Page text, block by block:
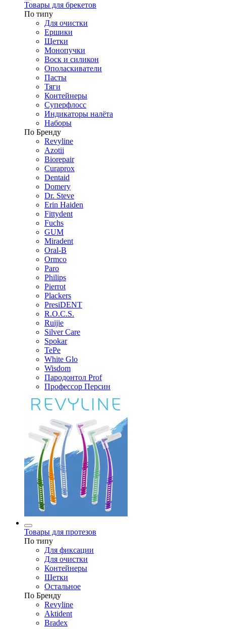
Товары для брекетов
По типу
Для очистки
Ершики
Щетки
Монопучки
Воск и силикон
Ополаскиватели
Пасты
Тяги
Контейнеры
Суперфлосс
Индикаторы налёта
Наборы
По Бренду
Revyline
Azotii
Biorepair
Curaprox
Dentaid
Domery
Dr. Steve
Erin Haiden
Fittydent
Fuchs
GUM
Miradent
Oral-B
Ormco
Paro
Philips
Pierrot
Plackers
PresiDENT
R.O.C.S.
Ruijie
Silver Care
Spokar
TePe
White Glo
Wisdom
Пародонтол Prof
Профессор Персин
Товары для протезов
По типу
Для фиксации
Для очистки
Контейнеры
Щетки
Остальное
По Бренду
Revyline
Aktident
Bradex